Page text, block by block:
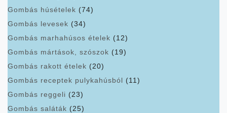
Gombás húsételek (74)
Gombás levesek (34)
Gombás marhahúsos ételek (12)
Gombás mártások, szószok (19)
Gombás rakott ételek (20)
Gombás receptek pulykahúsból (11)
Gombás reggeli (23)
Gombás saláták (25)